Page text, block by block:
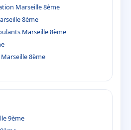
Marseille 8ème
8ème
Marseille 8ème
8ème
9ème